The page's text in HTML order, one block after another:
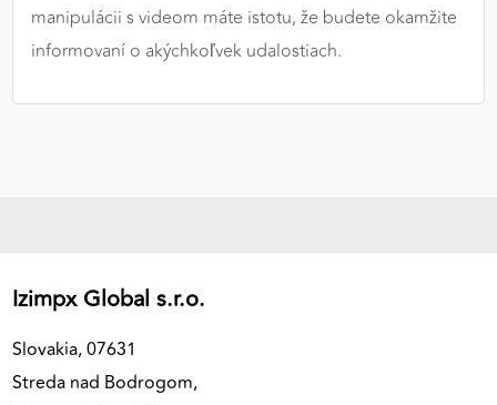
manipulácii s videom máte istotu, že budete okamžite
informovaní o akýchkoľvek udalostiach.
Izimpx Global s.r.o.
Slovakia, 07631
Streda nad Bodrogom,